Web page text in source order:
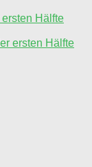
Hälfte
ersten Hälfte